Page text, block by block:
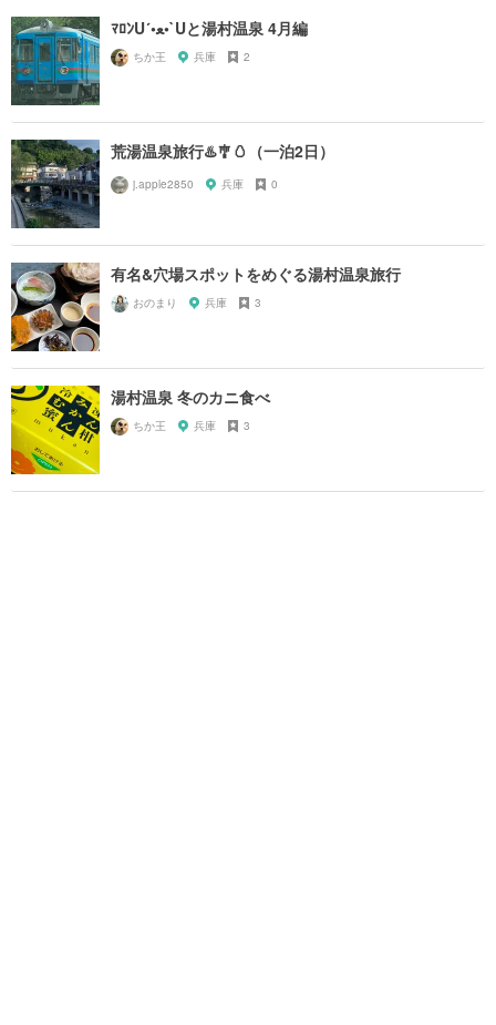
ﾏﾛﾝU´•ﻌ•`Uと湯村温泉 4月編
ちか王 兵庫 2
荒湯温泉旅行♨️🎐🥚（一泊2日）
j.apple2850 兵庫 0
有名&穴場スポットをめぐる湯村温泉旅行
おのまり 兵庫 3
湯村温泉 冬のカニ食べ
ちか王 兵庫 3